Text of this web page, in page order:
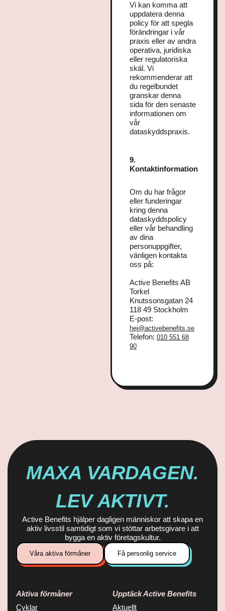
Vi kan komma att
uppdatera denna
policy för att spegla
förändringar i vår
praxis eller av andra
operativa, juridiska
eller regulatoriska
skäl. Vi
rekommenderar att
du regelbundet
granskar denna
sida för den senaste
informationen om
vår
dataskyddspraxis.
9.
Kontaktinformation
Om du har frågor
eller funderingar
kring denna
dataskyddspolicy
eller vår behandling
av dina
personuppgifter,
vänligen kontakta
oss på:
Active Benefits AB
Torkel
Knutssonsgatan 24
118 49 Stockholm
E-post:
hej@activebenefits.se
Telefon: 010 551 68
90
MAXA VARDAGEN.
LEV AKTIVT.
Active Benefits hjälper dagligen människor att skapa en
aktiv livsstil samtidigt som vi stöttar arbetsgivare i att
bygga en aktiv företagskultur.
Våra aktiva förmåner Få personlig service
Aktiva förmåner
Cyklar
Upptäck Active Benefits
Aktuellt